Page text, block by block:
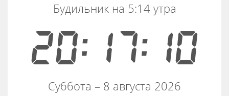
20:17:10
Будильник на 5:14 утра
Суббота – 8 августа 2026